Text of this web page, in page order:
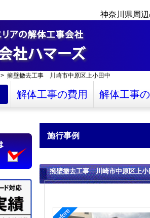
神奈川県周
> 擁壁撤去工事 川崎市中原区上小田中
解体工事の費用 解体工事
施行事例
擁壁撤去工事 川崎市中原区上小